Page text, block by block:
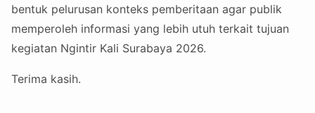
bentuk pelurusan konteks pemberitaan agar publik
memperoleh informasi yang lebih utuh terkait tujuan
kegiatan Ngintir Kali Surabaya 2026.
Terima kasih.